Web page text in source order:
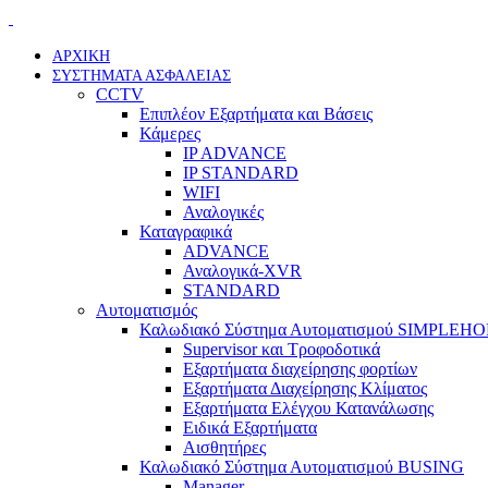
ΑΡΧΙΚΗ
ΣΥΣΤΗΜΑΤΑ ΑΣΦΑΛΕΙΑΣ
CCTV
Επιπλέον Εξαρτήματα και Βάσεις
Κάμερες
IP ADVANCE
IP STANDARD
WIFI
Αναλογικές
Καταγραφικά
ADVANCE
Αναλογικά-XVR
STANDARD
Αυτοματισμός
Καλωδιακό Σύστημα Αυτοματισμού
Supervisor και Τροφοδοτικά
Εξαρτήματα διαχείρησης φορτίων
Εξαρτήματα Διαχείρησης Κλίματος
Εξαρτήματα Ελέγχου Κατανάλωσης
Ειδικά Εξαρτήματα
Αισθητήρες
Καλωδιακό Σύστημα Αυτοματισμού BUSING